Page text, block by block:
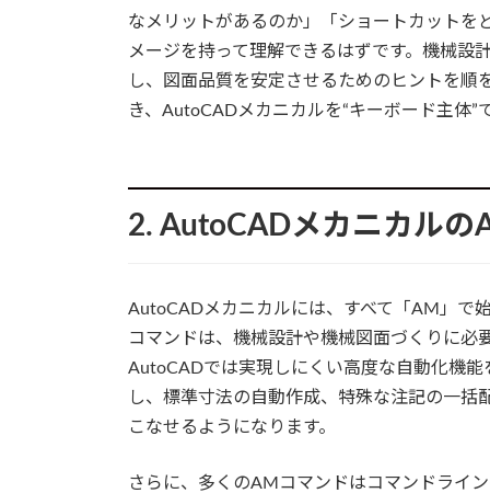
なメリットがあるのか」「ショートカットを
メージを持って理解できるはずです。機械設
し、図面品質を安定させるためのヒントを順
き、AutoCADメカニカルを“キーボード主体
2. AutoCADメカニカルの
AutoCADメカニカルには、すべて「AM」で
コマンドは、機械設計や機械図面づくりに必
AutoCADでは実現しにくい高度な自動化機
し、標準寸法の自動作成、特殊な注記の一
こなせるようになります。
さらに、多くのAMコマンドはコマンドライ